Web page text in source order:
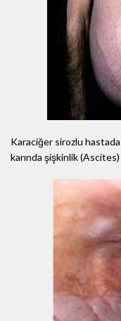
Karaciğer sirozlu hastada
karında şişkinlik (Ascites)